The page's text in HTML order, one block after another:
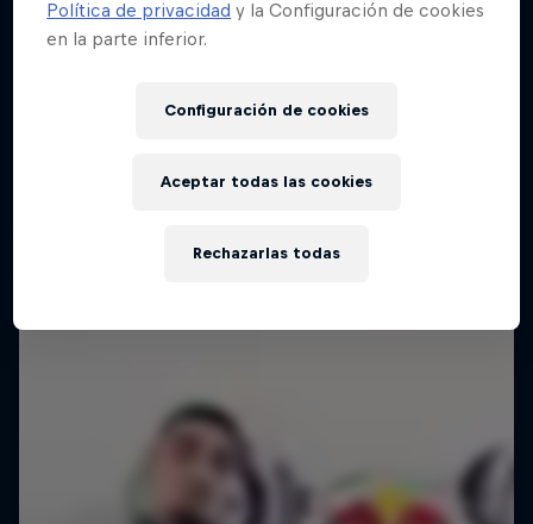
2026
Lima, Peru
Política de privacidad y la Configuración de cookies
en la parte inferior.
Configuración de cookies
Rechazarlas todas
Aceptar todas las cookies